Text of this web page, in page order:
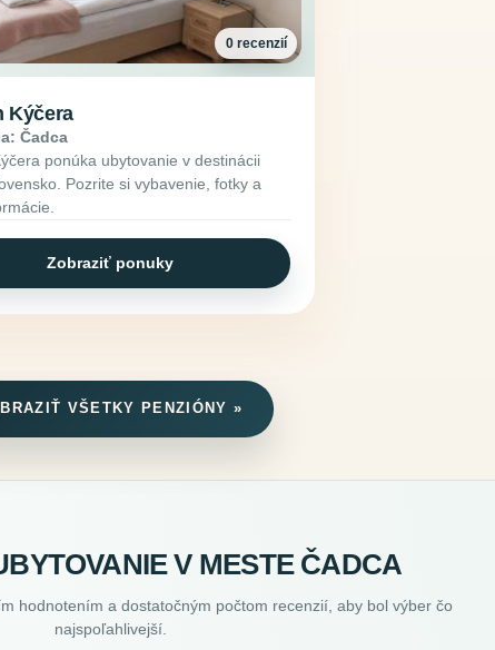
0 recenzií
Kýčera
Čadca
ponúka ubytovanie v destinácii
Pozrite si vybavenie, fotky a
Zobraziť ponuky
VŠETKY PENZIÓNY »
V MESTE ČADCA
hodnotením a dostatočným počtom recenzií, aby bol výber čo
najspoľahlivejší.